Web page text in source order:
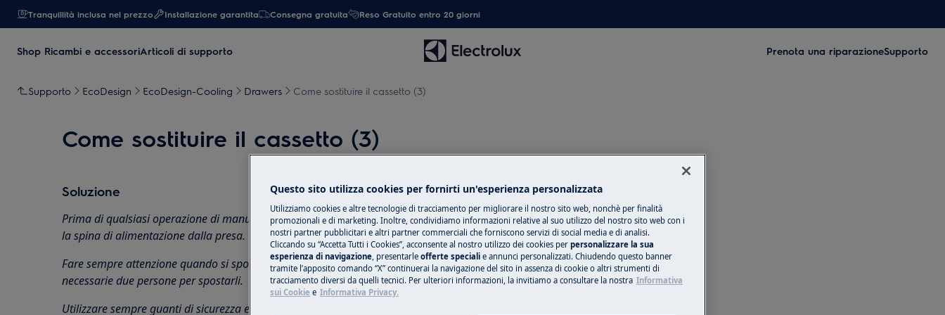
Tranquillità inclusa nel prezzo Installazione garantita Consegna gratuita Reso Gratuito entro 20 giorni
Shop Ricambi e accessoriArticoli di supporto Prenota una riparazioneSupporto
Supporto EcoDesign EcoDesign-Cooling Drawers Come sostituire il cassetto (3)
Come sostituire il cassetto (3)
Soluzione
Prima di qualsiasi operazione di manutenzione, disattivare l'apparecchiatura e scollegare
la spina di alimentazione dalla presa.
Fare sempre attenzione quando si spostano apparecchi, per apparecchi pesanti sono
necessarie due persone per spostarli.
Utilizzare sempre guanti di sicurezza e calzature chiuse.
Questo sito utilizza cookies per fornirti un'esperienza personalizzata
Utilizziamo cookies e altre tecnologie di tracciamento per migliorare il nostro sito web, nonchè per finalità
promozionali e di marketing. Inoltre, condividiamo informazioni relative al suo utilizzo del nostro sito web con i
nostri partner pubblicitari e altri partner commerciali che forniscono servizi di social media e di analisi.
Cliccando su “Accetta Tutti i Cookies”, acconsente al nostro utilizzo dei cookies per personalizzare la sua
esperienza di navigazione, presentarle offerte speciali e annunci personalizzati. Chiudendo questo banner
tramite l’apposito comando “X” continuerai la navigazione del sito in assenza di cookie o altri strumenti di
tracciamento diversi da quelli tecnici. Per ulteriori informazioni, la invitiamo a consultare la nostra Informativa
sui Cookie e Informativa Privacy.